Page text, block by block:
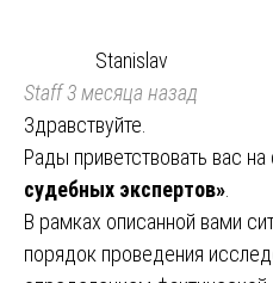
Stanislav
Staff3 месяца назад
Здравствуйте.
Рады приветствовать вас на
судебных экспертов»
В рамках описанной вами
порядок проведения